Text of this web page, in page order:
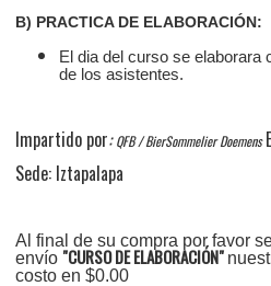
B) PRACTICA DE ELABORACIÓN:
El dia del curso se elaborara
de los asistentes.
Impartido por:QFB / BierSommelier Doemens
Sede: Iztapalapa
Al final de su compra por favor
envío "CURSO DE ELABORACIÓN"
costo en $0.00